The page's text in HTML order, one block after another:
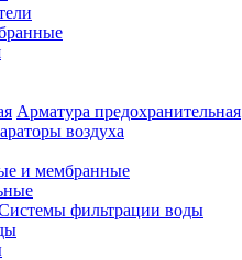
Арматура предохранительная
воздуха
и мембранные
фильтрации воды